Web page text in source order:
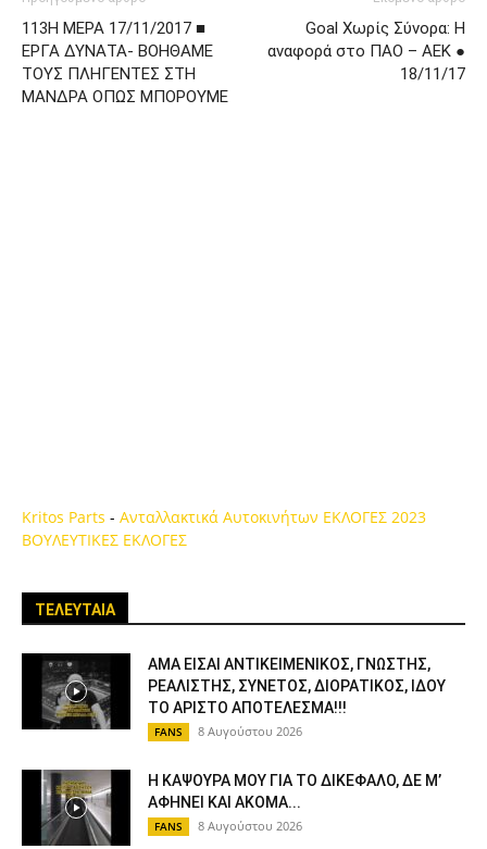
113Η ΜΕΡΑ 17/11/2017 ■
ΕΡΓΑ ΔΥΝΑΤΑ- ΒΟΗΘΑΜΕ
ΤΟΥΣ ΠΛΗΓΕΝΤΕΣ ΣΤΗ
ΜΑΝΔΡΑ ΟΠΩΣ ΜΠΟΡΟΥΜΕ
Goal Χωρίς Σύνορα: Η
αναφορά στο ΠΑΟ – ΑΕΚ ●
18/11/17
Kritos Parts - Ανταλλακτικά Αυτοκινήτων ΕΚΛΟΓΕΣ 2023
ΒΟΥΛΕΥΤΙΚΕΣ ΕΚΛΟΓΕΣ
ΤΕΛΕΥΤΑΙΑ
ΑΜΑ ΕΙΣΑΙ ΑΝΤΙΚΕΙΜΕΝΙΚΟΣ, ΓΝΩΣΤΗΣ,
ΡΕΑΛΙΣΤΗΣ, ΣΥΝΕΤΟΣ, ΔΙΟΡΑΤΙΚΟΣ, ΙΔΟΥ
ΤΟ ΑΡΙΣΤΟ ΑΠΟΤΕΛΕΣΜΑ!!!
FANS 8 Αυγούστου 2026
Η ΚΑΨΟΥΡΑ ΜΟΥ ΓΙΑ ΤΟ ΔΙΚΕΦΑΛΟ, ΔΕ Μ’
ΑΦΗΝΕΙ ΚΑΙ ΑΚΟΜΑ...
FANS 8 Αυγούστου 2026